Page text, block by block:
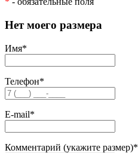
Нет моего размера
Имя*
Телефон*
E-mail*
Комментарий (укажите размер)*